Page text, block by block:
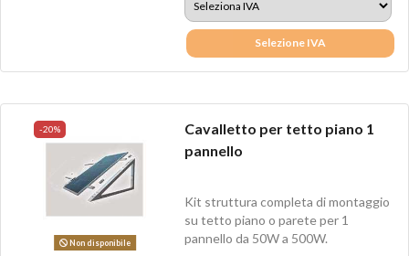
Selezione IVA
-20%
Non disponibile
Cavalletto per tetto piano 1
pannello
Kit struttura completa di montaggio
su tetto piano o parete per 1
pannello da 50W a 500W.